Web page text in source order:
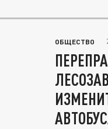
ОБЩЕСТВО